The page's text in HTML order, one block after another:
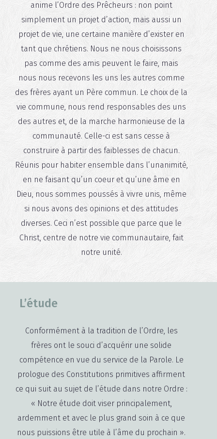
anime l’Ordre des Prêcheurs : non point
simplement un projet d’action, mais aussi un
projet de vie, une certaine manière d’exister en
tant que chrétiens. Nous ne nous choisissons
pas comme des amis peuvent le faire, mais
nous nous recevons les uns les autres comme
des frères ayant un Père commun. Le choix de la
vie commune, nous rend responsables des uns
des autres et, de la marche harmonieuse de la
communauté. Celle-ci est sans cesse à
construire à partir des faiblesses de chacun.
Réunis pour habiter ensemble dans l’unanimité,
en ne faisant qu’un coeur et qu’une âme en
Dieu, nous sommes poussés à vivre unis, même
si nous avons des opinions et des attitudes
diverses. Ceci n’est possible que parce que le
Christ, centre de notre vie communautaire, fait
notre unité.
L’étude
Conformément à la tradition de l’Ordre, les
frères ont le souci d’acquérir une solide
compétence en vue du service de la Parole. Le
prologue des Constitutions primitives affirment
ce qui suit au sujet de l’étude dans notre Ordre :
« Notre étude doit viser principalement,
ardemment et avec le plus grand soin à ce que
nous puissions être utile à l’âme du prochain ».